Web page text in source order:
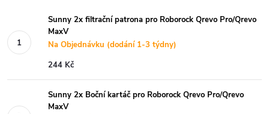
Sunny 2x filtrační patrona pro Roborock Qrevo Pro/Qrevo
MaxV
Na Objednávku (dodání 1-3 týdny)
244 Kč
Sunny 2x Boční kartáč pro Roborock Qrevo Pro/Qrevo
MaxV